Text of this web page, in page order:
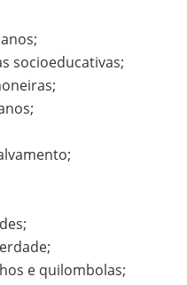
socioeducativas;
e quilombolas;